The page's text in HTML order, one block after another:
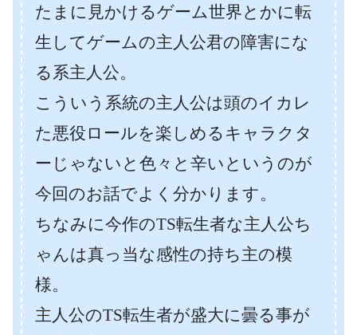
たまに見かけるゲーム世界とかに転
生してゲームの主人公君の障害にな
る系主人公。
こういう系統の主人公は頭のイカレ
た悪役ロールを楽しめるキャラクタ
ーじゃないと色々と辛いというのが
今回のお話でよく分かります。
ちなみに今作のTS転生者な主人公ち
ゃんは真っ当な感性の持ち主の模
様。
主人公のTS転生者が盛大に曇る事が